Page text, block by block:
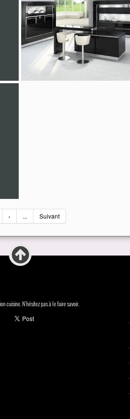
› ... Suivant
cuisine. N'hésitez pas à le faire savoir.